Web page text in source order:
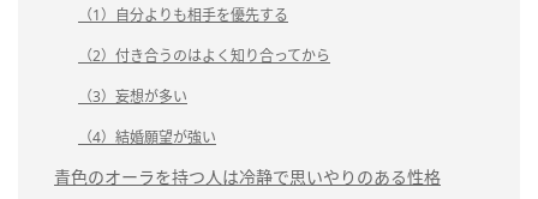
（1）自分よりも相手を優先する
（2）付き合うのはよく知り合ってから
（3）妄想が多い
（4）結婚願望が強い
青色のオーラを持つ人は冷静で思いやりのある性格